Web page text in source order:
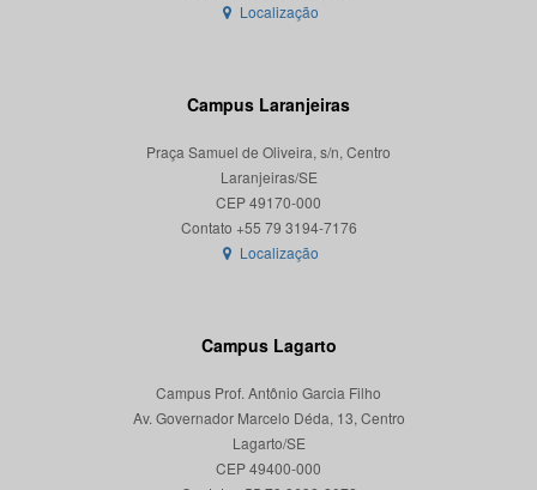
Localização
Campus Laranjeiras
Praça Samuel de Oliveira, s/n, Centro
Laranjeiras/SE
CEP 49170-000
Localização
Campus Lagarto
Campus Prof. Antônio Garcia Filho
Av. Governador Marcelo Déda, 13, Centro
Lagarto/SE
CEP 49400-000